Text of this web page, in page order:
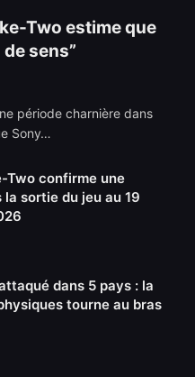
Two estime que
sens”
période charnière dans
Sony…
Two confirme une
sortie du jeu au 19
dans 5 pays : la
tourne au bras